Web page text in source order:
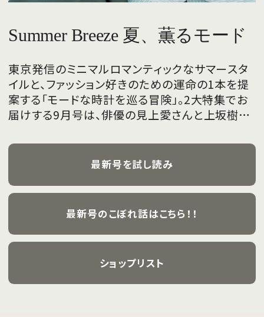
Summer Breeze 夏、薫るモード
東京発信のミニマルロマンティックなサマースタ
イルと、ファッション好きのための運命の1本を提
案する「モードな時計を巡る冒険」。2大特集でお
届けする9月号は、俳優の見上愛さんと上坂樹里
飾ります。
最新号を試し読み
最新号のこぼれ話はこちら！！
ショップリスト